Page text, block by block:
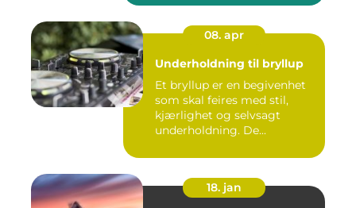
08. apr
Underholdning til bryllup
Et bryllup er en begivenhet
som skal feires med stil,
kjærlighet og selvsagt
underholdning. De...
18. jan